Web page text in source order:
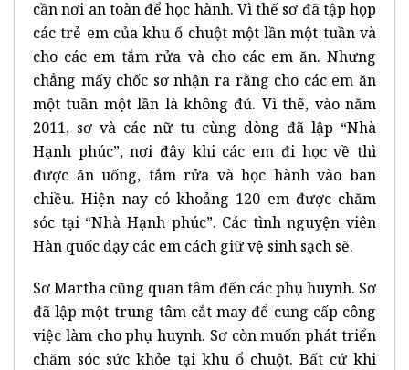
cần nơi an toàn để học hành. Vì thế sơ đã tập họp
các trẻ em của khu ổ chuột một lần một tuần và
cho các em tắm rửa và cho các em ăn. Nhưng
chẳng mấy chốc sơ nhận ra rằng cho các em ăn
một tuần một lần là không đủ. Vì thế, vào năm
2011, sơ và các nữ tu cùng dòng đã lập “Nhà
Hạnh phúc”, nơi đây khi các em đi học về thì
được ăn uống, tắm rửa và học hành vào ban
chiều. Hiện nay có khoảng 120 em được chăm
sóc tại “Nhà Hạnh phúc”. Các tình nguyện viên
Hàn quốc dạy các em cách giữ vệ sinh sạch sẽ.
Sơ Martha cũng quan tâm đến các phụ huynh. Sơ
đã lập một trung tâm cắt may để cung cấp công
việc làm cho phụ huynh. Sơ còn muốn phát triển
chăm sóc sức khỏe tại khu ổ chuột. Bất cứ khi